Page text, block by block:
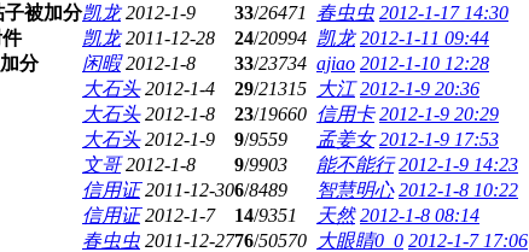
凯龙 2012-1-9 33/26471 春虫虫 2012-1-17 14:30
凯龙 2011-12-28 24/20994 凯龙 2012-1-11 09:44
闲暇 2012-1-8 33/23734 ajiao 2012-1-10 12:28
大石头 2012-1-4 29/21315 大江 2012-1-9 20:36
大石头 2012-1-8 23/19660 信用卡 2012-1-9 20:29
大石头 2012-1-9 9/9559 孟姜女 2012-1-9 17:53
文哥 2012-1-8 9/9903 能不能行 2012-1-9 14:23
信用证 2011-12-306/8489 智慧明心 2012-1-8 10:22
信用证 2012-1-7 14/9351 天然 2012-1-8 08:14
春虫虫 2011-12-2776/50570 大眼睛0_0 2012-1-7 17:06